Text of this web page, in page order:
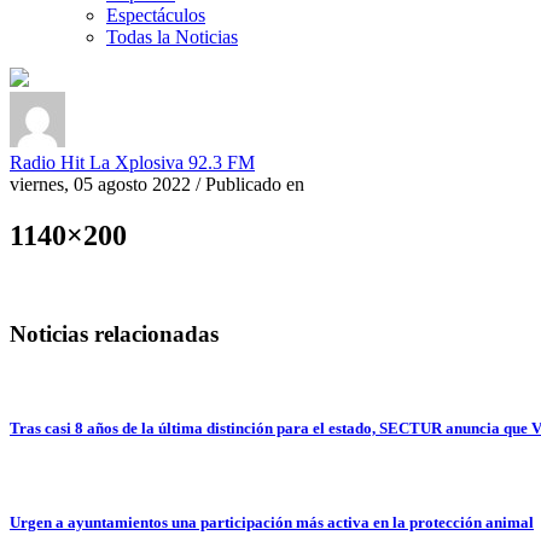
Espectáculos
Todas la Noticias
Radio Hit La Xplosiva 92.3 FM
viernes, 05 agosto 2022 /Publicado en
1140×200
Noticias relacionadas
Tras casi 8 años de la última distinción para el estado, SECTUR anuncia
Urgen a ayuntamientos una participación más activa en la protección animal